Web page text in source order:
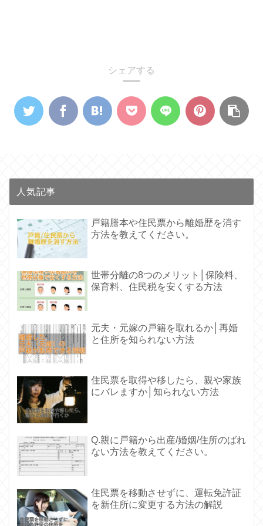
シェアする
人気記事
戸籍謄本や住民票から離婚歴を消す
方法を教えてください。
世帯分離の8つのメリット│保険料、
保育料、住民税を安くする方法
元夫・元嫁の戸籍を取れるか│再婚
と住所を知られない方法
住民票を取得や移したら、親や家族
にバレますか│知られない方法
Q.親に戸籍から出産/婚姻/住所のばれ
ない方法を教えてください。
住民票を移動させずに、運転免許証
を新住所に変更する方法の解説